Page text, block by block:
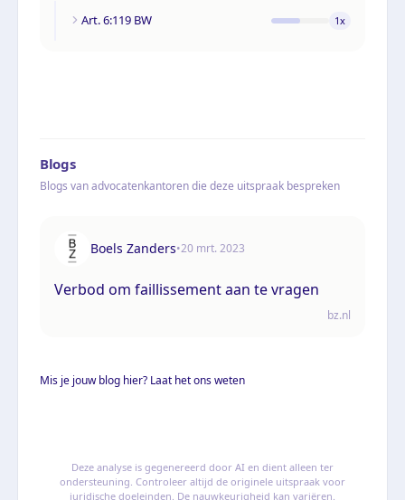
Art. 6:119 BW 1x
Blogs
Blogs van advocatenkantoren die deze uitspraak bespreken
Boels Zanders•20 mrt. 2023
Verbod om faillissement aan te vragen
bz.nl
Mis je jouw blog hier? Laat het ons weten
Deze analyse is gegenereerd door AI en dient alleen ter
ondersteuning. Controleer altijd de originele uitspraak voor
juridische doeleinden. De nauwkeurigheid kan variëren.